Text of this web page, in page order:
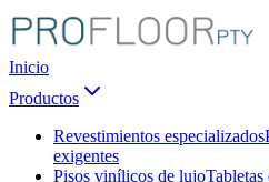
Inicio
Productos
Revestimientos especializados
exigentes
Pisos vinílicos de lujoTabletas